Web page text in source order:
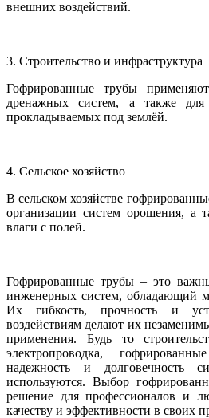
внешних воздействий.
3. Строительство и инфраструктура
Гофрированные трубы
дренажных систем, а также
прокладываемых под землёй.
4. Сельское хозяйство
В сельском хозяйстве
организации систем орошения, а
влаги с полей.
Гофрированные трубы – это
инженерных систем, обладающий
Их гибкость, прочность и
воздействиям делают их
применения. Будь то
электропроводка,
надежность и долговечность
используются. Выбор
решение для профессионалов и
качеству и эффективности в своих